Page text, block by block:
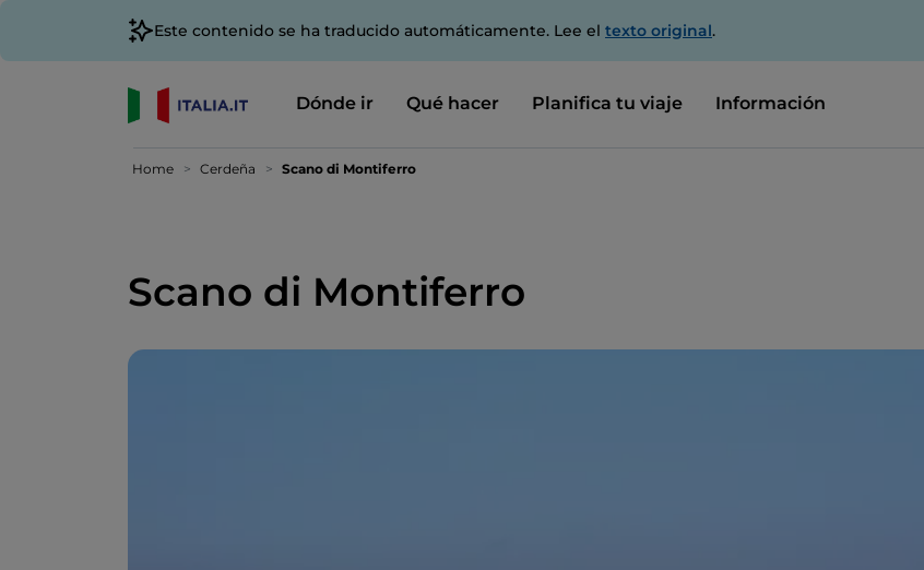
Este contenido se ha traducido automáticamente. Lee el texto original.
Dónde ir Qué hacer Planifica tu viaje Información
Home Cerdeña Scano di Montiferro
Scano di Montiferro